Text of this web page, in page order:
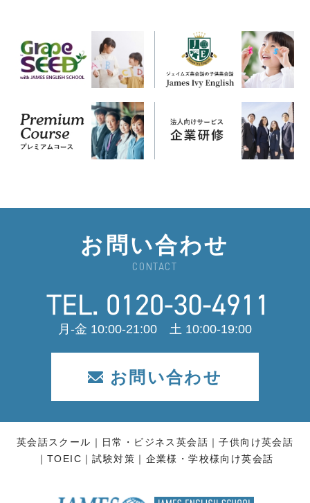
お問い合わせ
CONTACT
月-金 10:00-21:00 土 10:00-19:00
お問い合わせ
英会話スクール 日常・ビジネス英会話
子供向け英会話
TOEIC
試験対策 企業様・学校様向け英会話